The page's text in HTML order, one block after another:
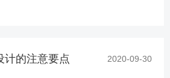
计的注意要点 2020-09-30